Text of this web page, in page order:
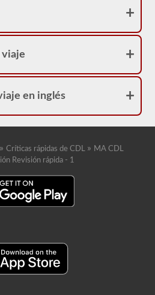
viaje
en inglés
» Críticas rápidas de CDL » MA CDL
Revisión rápida - 1